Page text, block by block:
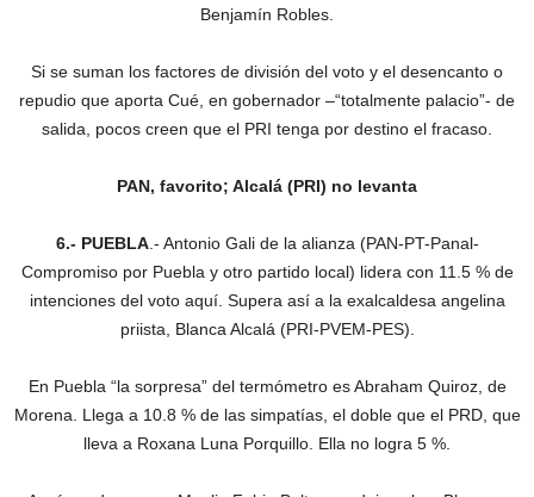
Benjamín Robles.
Si se suman los factores de división del voto y el desencanto o
repudio que aporta Cué, en gobernador –“totalmente palacio”- de
salida, pocos creen que el PRI tenga por destino el fracaso.
PAN, favorito; Alcalá (PRI) no levanta
6.- PUEBLA.- Antonio Gali de la alianza (PAN-PT-Panal-
Compromiso por Puebla y otro partido local) lidera con 11.5 % de
intenciones del voto aquí. Supera así a la exalcaldesa angelina
priista, Blanca Alcalá (PRI-PVEM-PES).
En Puebla “la sorpresa” del termómetro es Abraham Quiroz, de
Morena. Llega a 10.8 % de las simpatías, el doble que el PRD, que
lleva a Roxana Luna Porquillo. Ella no logra 5 %.